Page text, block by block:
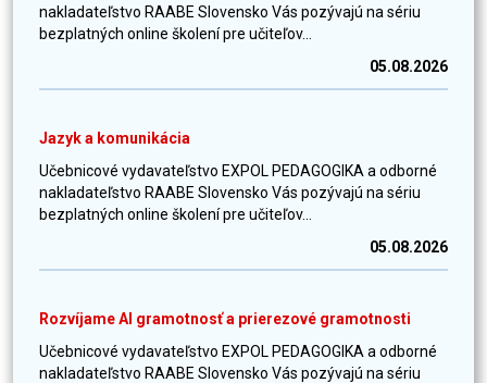
nakladateľstvo RAABE Slovensko Vás pozývajú na sériu
bezplatných online školení pre učiteľov...
05.08.2026
Jazyk a komunikácia
Učebnicové vydavateľstvo EXPOL PEDAGOGIKA a odborné
nakladateľstvo RAABE Slovensko Vás pozývajú na sériu
bezplatných online školení pre učiteľov...
05.08.2026
Rozvíjame AI gramotnosť a prierezové gramotnosti
Učebnicové vydavateľstvo EXPOL PEDAGOGIKA a odborné
nakladateľstvo RAABE Slovensko Vás pozývajú na sériu